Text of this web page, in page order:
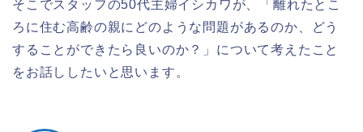
そこでスタッフの50代主婦イシカワが、「離れたとこ
ろに住む高齢の親にどのような問題があるのか、どう
することができたら良いのか？」について考えたこと
をお話ししたいと思います。